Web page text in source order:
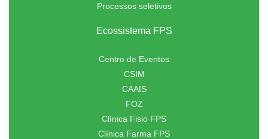
Processos seletivos
Ecossistema FPS
Centro de Eventos
CSIM
CAAIS
FOZ
Clínica Fisio FPS
Clínica Farma FPS